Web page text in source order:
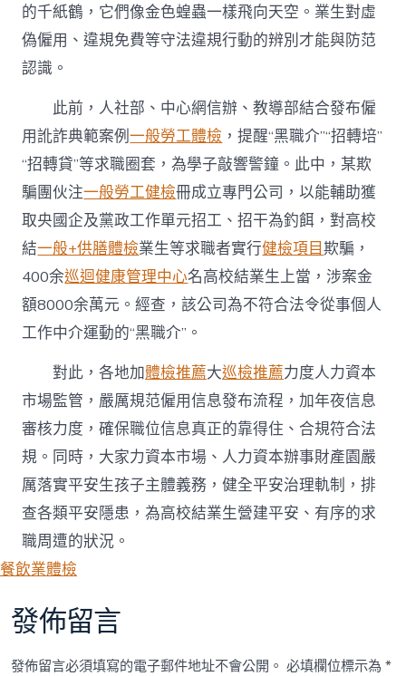
的千紙鶴，它們像金色蝗蟲一樣飛向天空。業生對虛
偽僱用、違規免費等守法違規行動的辨別才能與防范
認識。
此前，人社部、中心網信辦、教導部結合發布僱
用訛詐典範案例一般勞工體檢 ，提醒“黑職介”“招轉培”
“招轉貸”等求職圈套，為學子敲響警鐘。此中，某欺
騙團伙注一般勞工健檢冊成立專門公司，以能輔助獲
取央國企及黨政工作單元招工、招干為釣餌，對高校
結一般+供膳體檢業生等求職者實行健檢項目欺騙，
400余巡迴健康管理中心名高校結業生上當，涉案金
額8000余萬元。經查，該公司為不符合法令從事個人
工作中介運動的“黑職介”。
對此，各地加體檢推薦大巡檢推薦力度人力資本
市場監管，嚴厲規范僱用信息發布流程，加年夜信息
審核力度，確保職位信息真正的靠得住、合規符合法
規。同時，大家力資本市場、人力資本辦事財產園嚴
厲落實平安生孩子主體義務，健全平安治理軌制，排
查各類平安隱患，為高校結業生營建平安、有序的求
職周遭的狀況。
餐飲業體檢
發佈留言
發佈留言必須填寫的電子郵件地址不會公開。 必填欄位標示為*